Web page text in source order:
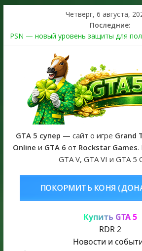
Четверг, 6 августа,
Последние:
PSN — новый уровень защиты для
The Kortz Center Heist выйдет в GTA
Регистрация в Rockstar Games Social
как зарегистрировать аккаунт и
Получайте особые награды в GTA
Fine Art Collector
GTA 6 официальная обложка игры и
Auto VI
GTA 5 супер — сайт о игре Grand
Online и GTA 6 от Rockstar Games.
GTA V, GTA VI и GTA 5
(ДОНАТ)
Купить GTA 5
RDR 2
Новости и